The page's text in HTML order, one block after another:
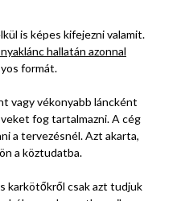
is képes kifejezni valamit.
hallatán azonnal
formát.
vagy vékonyabb láncként
fog tartalmazni. A cég
a tervezésnél. Azt akarta,
a köztudatba.
karkötőkről csak azt tudjuk